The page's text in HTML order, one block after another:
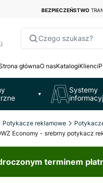
BEZPIECZEŃSTWO
Czego szukasz?
głównaO nasKatalogiKlienci
▼
Systemy
Potykacze reklamowe
Economy - srebrny potykacz
terminem